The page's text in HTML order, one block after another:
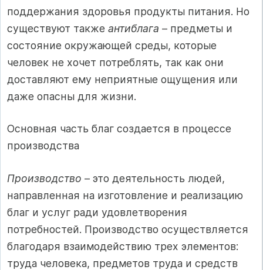
поддержания здоровья продукты питания. Но
существуют также антиблага – предметы и
состояние окружающей среды, которые
человек не хочет потреблять, так как они
доставляют ему неприятные ощущения или
даже опасны для жизни.
Основная часть благ создается в процессе
производства
Производство – это деятельность людей,
направленная на изготовление и реализацию
благ и услуг ради удовлетворения
потребностей. Производство осуществляется
благодаря взаимодействию трех элементов:
труда человека, предметов труда и средств